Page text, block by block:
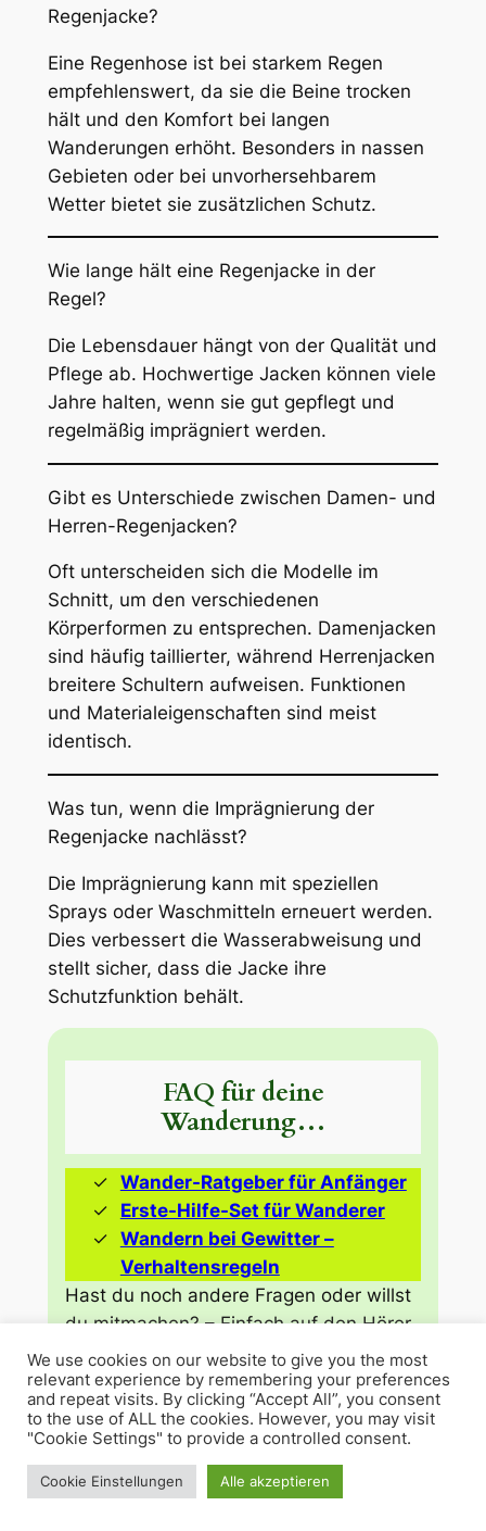
Regenjacke?
Eine Regenhose ist bei starkem Regen
empfehlenswert, da sie die Beine trocken
hält und den Komfort bei langen
Wanderungen erhöht. Besonders in nassen
Gebieten oder bei unvorhersehbarem
Wetter bietet sie zusätzlichen Schutz.
Wie lange hält eine Regenjacke in der
Regel?
Die Lebensdauer hängt von der Qualität und
Pflege ab. Hochwertige Jacken können viele
Jahre halten, wenn sie gut gepflegt und
regelmäßig imprägniert werden.
Gibt es Unterschiede zwischen Damen- und
Herren-Regenjacken?
Oft unterscheiden sich die Modelle im
Schnitt, um den verschiedenen
Körperformen zu entsprechen. Damenjacken
sind häufig taillierter, während Herrenjacken
breitere Schultern aufweisen. Funktionen
und Materialeigenschaften sind meist
identisch.
Was tun, wenn die Imprägnierung der
Regenjacke nachlässt?
Die Imprägnierung kann mit speziellen
Sprays oder Waschmitteln erneuert werden.
Dies verbessert die Wasserabweisung und
stellt sicher, dass die Jacke ihre
Schutzfunktion behält.
FAQ für deine
Wanderung…
Wander-Ratgeber für Anfänger
Erste-Hilfe-Set für Wanderer
Wandern bei Gewitter –
Verhaltensregeln
Hast du noch andere Fragen oder willst
du mitmachen? – Einfach auf den Hörer
tippen und Nachricht per WhatsApp
schicken!
Was ist Queermarsch?
We use cookies on our website to give you the most
relevant experience by remembering your preferences
and repeat visits. By clicking “Accept All”, you consent
to the use of ALL the cookies. However, you may visit
"Cookie Settings" to provide a controlled consent.
Cookie Einstellungen Alle akzeptieren